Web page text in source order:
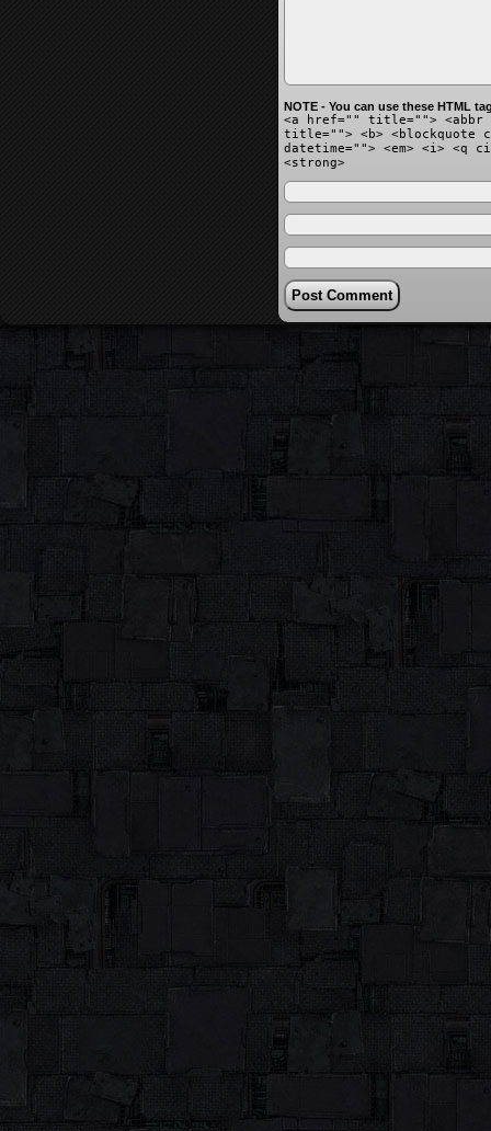
NOTE - You can use these HTML
<a href="" title=""> <abbr
title=""> <b> <blockquote
datetime=""> <em> <i> <q
<strong>